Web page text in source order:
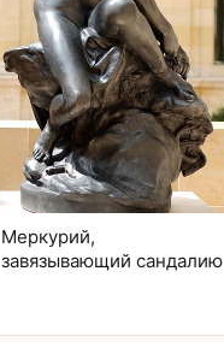
Меркурий,
завязывающий сандалию